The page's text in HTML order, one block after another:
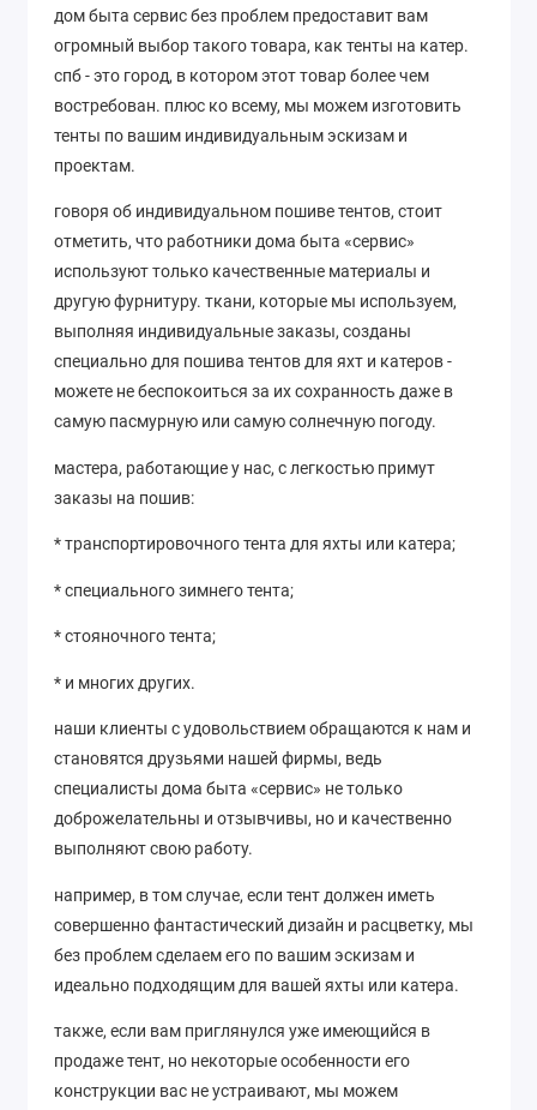
дом быта сервис без проблем предоставит вам
огромный выбор такого товара, как тенты на катер.
спб - это город, в котором этот товар более чем
востребован. плюс ко всему, мы можем изготовить
тенты по вашим индивидуальным эскизам и
проектам.
говоря об индивидуальном пошиве тентов, стоит
отметить, что работники дома быта «сервис»
используют только качественные материалы и
другую фурнитуру. ткани, которые мы используем,
выполняя индивидуальные заказы, созданы
специально для пошива тентов для яхт и катеров -
можете не беспокоиться за их сохранность даже в
самую пасмурную или самую солнечную погоду.
мастера, работающие у нас, с легкостью примут
заказы на пошив:
* транспортировочного тента для яхты или катера;
* специального зимнего тента;
* стояночного тента;
* и многих других.
наши клиенты с удовольствием обращаются к нам и
становятся друзьями нашей фирмы, ведь
специалисты дома быта «сервис» не только
доброжелательны и отзывчивы, но и качественно
выполняют свою работу.
например, в том случае, если тент должен иметь
совершенно фантастический дизайн и расцветку, мы
без проблем сделаем его по вашим эскизам и
идеально подходящим для вашей яхты или катера.
также, если вам приглянулся уже имеющийся в
продаже тент, но некоторые особенности его
конструкции вас не устраивают, мы можем